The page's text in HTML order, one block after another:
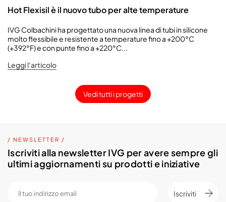
Hot Flexisil è il nuovo tubo per alte temperature
IVG Colbachini ha progettato una nuova linea di tubi in silicone
molto flessibile e resistente a temperature fino a +200°C
(+392°F) e con punte fino a +220°C...
Leggi l'articolo
Vedi tutti i progetti
/ NEWSLETTER /
Iscriviti alla newsletter IVG per avere sempre gli
ultimi aggiornamenti su prodotti e iniziative
Iscriviti